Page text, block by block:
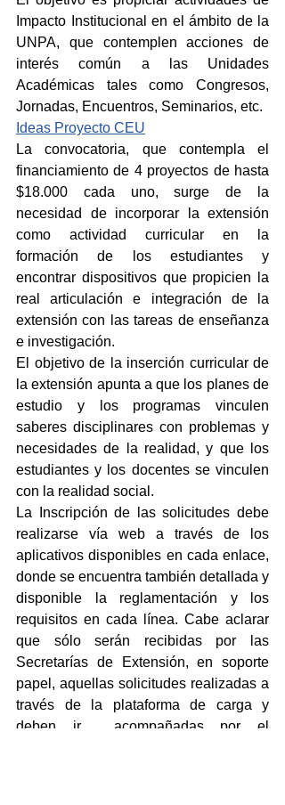
Impacto Institucional en el ámbito de la
UNPA, que contemplen acciones de
interés común a las Unidades
Académicas tales como Congresos,
Jornadas, Encuentros, Seminarios, etc.
Ideas Proyecto CEU
La convocatoria, que contempla el
financiamiento de 4 proyectos de hasta
$18.000 cada uno, surge de la
necesidad de incorporar la extensión
como actividad curricular en la
formación de los estudiantes y
encontrar dispositivos que propicien la
real articulación e integración de la
extensión con las tareas de enseñanza
e investigación.
El objetivo de la inserción curricular de
la extensión apunta a que los planes de
estudio y los programas vinculen
saberes disciplinares con problemas y
necesidades de la realidad, y que los
estudiantes y los docentes se vinculen
con la realidad social.
La Inscripción de las solicitudes debe
realizarse vía web a través de los
aplicativos disponibles en cada enlace,
donde se encuentra también detallada y
disponible la reglamentación y los
requisitos en cada línea. Cabe aclarar
que sólo serán recibidas por las
Secretarías de Extensión, en soporte
papel, aquellas solicitudes realizadas a
través de la plataforma de carga y
deben ir  acompañadas por el